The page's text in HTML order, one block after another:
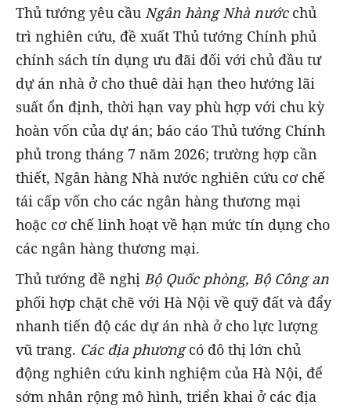
Thủ tướng yêu cầu Ngân hàng Nhà nướcchủ
trì nghiên cứu, đề xuất Thủ tướng Chính phủ
chính sách tín dụng ưu đãi đối với chủ đầu tư
dự án nhà ở cho thuê dài hạn theo hướng lãi
suất ổn định, thời hạn vay phù hợp với chu kỳ
hoàn vốn của dự án; báo cáo Thủ tướng Chính
phủ trong tháng 7 năm 2026; trường hợp cần
thiết, Ngân hàng Nhà nước nghiên cứu cơ chế
tái cấp vốn cho các ngân hàng thương mại
hoặc cơ chế linh hoạt về hạn mức tín dụng cho
các ngân hàng thương mại.
Thủ tướng đề nghị Bộ Quốc phòng, Bộ Công an
phối hợp chặt chẽ với Hà Nội về quỹ đất và đẩy
nhanh tiến độ các dự án nhà ở cho lực lượng
vũ trang. Các địa phươngcó đô thị lớn chủ
động nghiên cứu kinh nghiệm của Hà Nội, để
sớm nhân rộng mô hình, triển khai ở các địa